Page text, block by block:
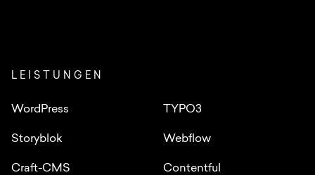
LEISTUNGEN
WordPress TYPO3
Storyblok Webflow
Craft-CMS Contentful